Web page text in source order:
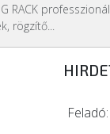
RACK
rögzítő...
Feladó: